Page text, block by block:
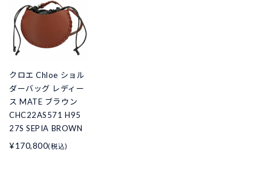
クロエ Chloe ショル
ダーバッグ レディー
ス MATE ブラウン
CHC22AS571 H95
27S SEPIA BROWN
¥170,800(税込)